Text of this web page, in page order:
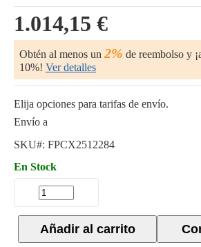
1.014,15 €
Obtén al menos un 2% de reembolso y
10%! Ver detalles
Elija opciones para tarifas de envío.
Envío a
SKU#: FPCX2512284
En Stock
Añadir al carrito